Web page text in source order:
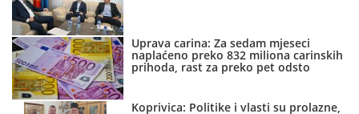
Uprava carina: Za sedam mjeseci
naplaćeno preko 832 miliona carinskih
prihoda, rast za preko pet odsto
Koprivica: Politike i vlasti su prolazne,